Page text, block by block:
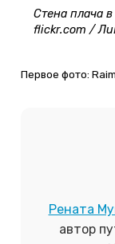
Стена плача
flickr.com /
Первое фото:
Рената
автор